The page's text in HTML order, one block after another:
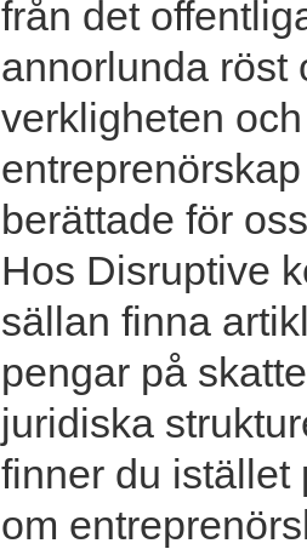
från det
annorlunda röst
verkligheten
berättade för
Hos Disruptive
sällan finna
pengar på
juridiska
finner du istället
om